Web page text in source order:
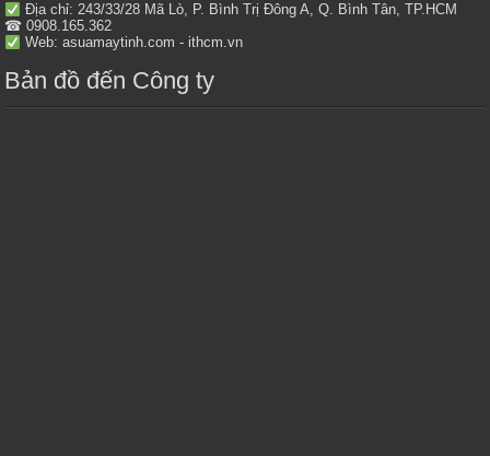
Địa chỉ: 243/33/28 Mã Lò, P. Bình Trị Đông A, Q. Bình Tân, TP.HCM
☎ 0908.165.362
Web: asuamaytinh.com - ithcm.vn
Bản đồ đến Công ty